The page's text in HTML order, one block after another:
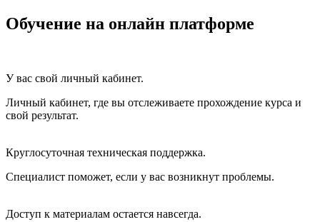
Обучение на онлайн платформе
У вас свой личный кабинет.
Личный кабинет, где вы отслеживаете прохождение курса и
свой результат.
Круглосуточная техническая поддержка.
Специалист поможет, если у вас возникнут проблемы.
Доступ к материалам остается навсегда.